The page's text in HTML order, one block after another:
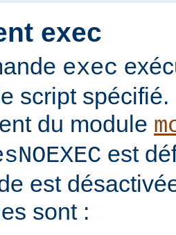
exec
exec
script
du module
est
est
sont :